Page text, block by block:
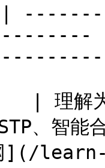
理解为
、智
网](/